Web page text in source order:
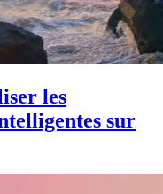
les
sur